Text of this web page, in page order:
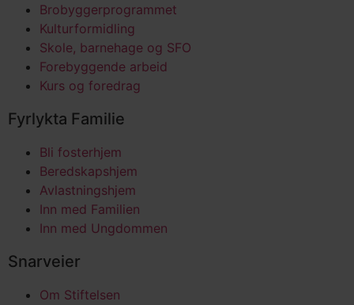
Brobyggerprogrammet
Kulturformidling
Skole, barnehage og SFO
Forebyggende arbeid
Kurs og foredrag
Fyrlykta Familie
Bli fosterhjem
Beredskapshjem
Avlastningshjem
Inn med Familien
Inn med Ungdommen
Snarveier
Om Stiftelsen